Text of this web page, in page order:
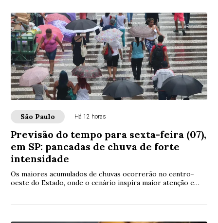
São Paulo Há 12 horas
Previsão do tempo para sexta-feira (07),
em SP: pancadas de chuva de forte
intensidade
Os maiores acumulados de chuvas ocorrerão no centro-
oeste do Estado, onde o cenário inspira maior atenção e